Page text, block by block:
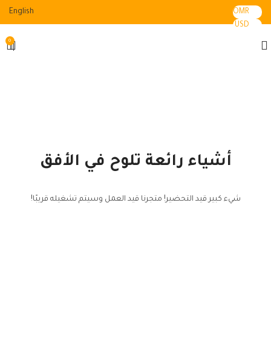
OMR
USD
English
0
أشياء رائعة تلوح في الأفق
شيء كبير قيد التحضير! متجرنا قيد العمل وسيتم تشغيله قريبًا!